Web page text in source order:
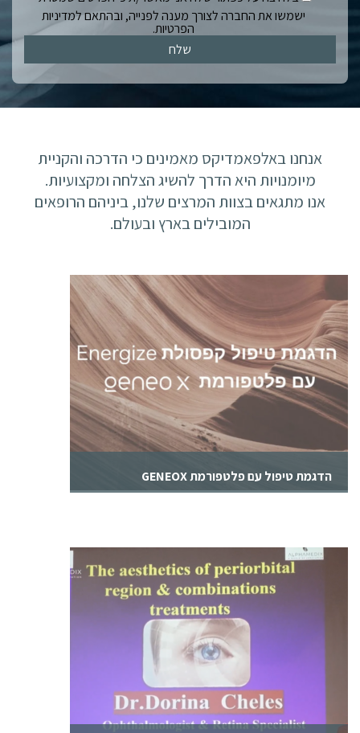
ישמשו את החברה לצורך מענה לפנייה, ובהתאם למדיניות
הפרטיות.
אנחנו באלפאמדיקס מאמינים כי הדרכה והקניית
מיומנויות היא הדרך להשיג הצלחה ומקצועיות.
אנו מתגאים בצוות המרצים שלנו, ביניהם הרופאים
המובילים בארץ ובעולם.
הדגמת טיפול עם פלטפורמת GENEOX